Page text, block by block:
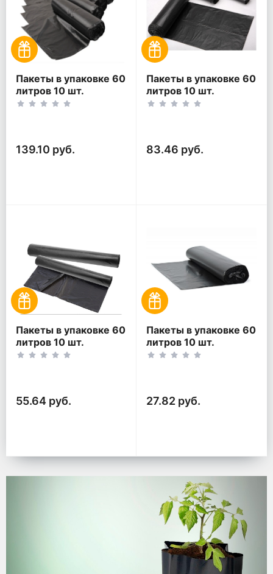
Пакеты в упаковке 60
литров 10 шт.
(10шт*5рул)
139.10 руб.
Пакеты в упаковке 60
литров 10 шт.
(10шт*3рул)
83.46 руб.
Пакеты в упаковке 60
литров 10 шт.
(10шт*2рул)
55.64 руб.
Пакеты в упаковке 60
литров 10 шт.
(10шт*1рул)
27.82 руб.